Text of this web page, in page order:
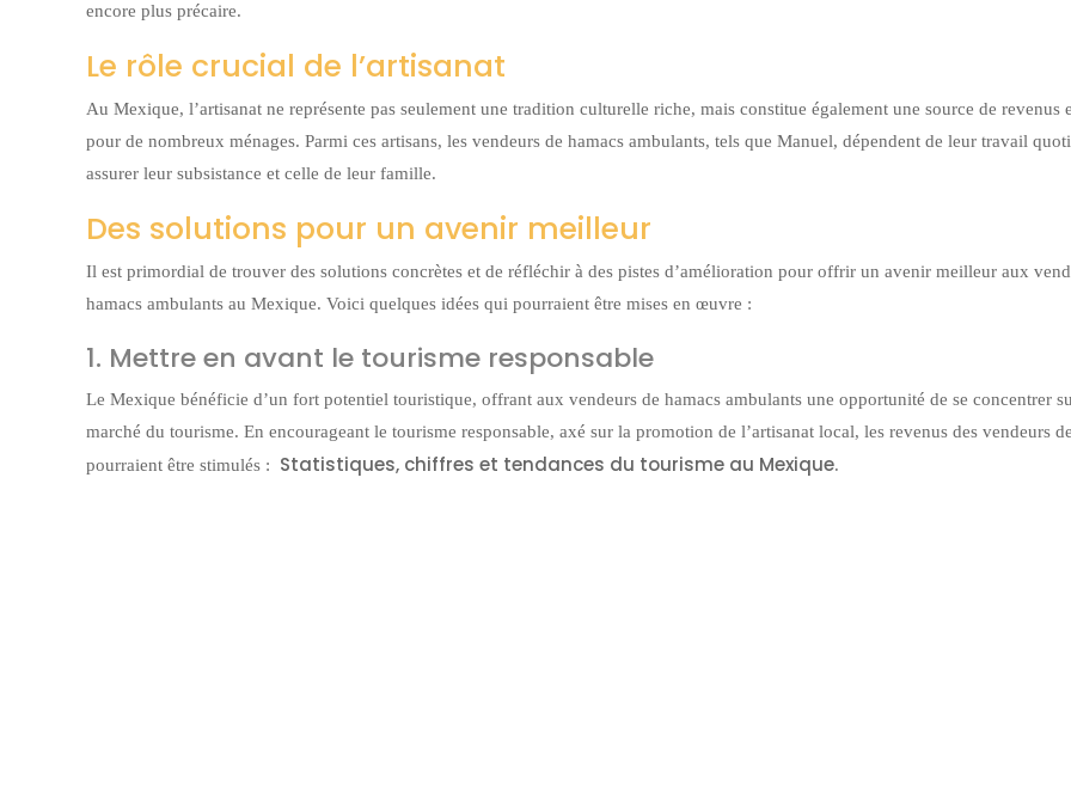
encore plus précaire.
Le rôle crucial de l’artisanat
Au Mexique, l’artisanat ne représente pas seulement une tradition culturelle riche, mais constitue également une source de revenus
pour de nombreux ménages. Parmi ces artisans, les vendeurs de hamacs ambulants, tels que Manuel, dépendent de leur travail
assurer leur subsistance et celle de leur famille.
Des solutions pour un avenir meilleur
Il est primordial de trouver des solutions concrètes et de réfléchir à des pistes d’amélioration pour offrir un avenir meilleur aux
hamacs ambulants au Mexique. Voici quelques idées qui pourraient être mises en œuvre :
1. Mettre en avant le tourisme responsable
Le Mexique bénéficie d’un fort potentiel touristique, offrant aux vendeurs de hamacs ambulants une opportunité de se concentrer
marché du tourisme. En encourageant le tourisme responsable, axé sur la promotion de l’artisanat local, les revenus des vendeurs
pourraient être stimulés : Statistiques, chiffres et tendances du tourisme au Mexique.